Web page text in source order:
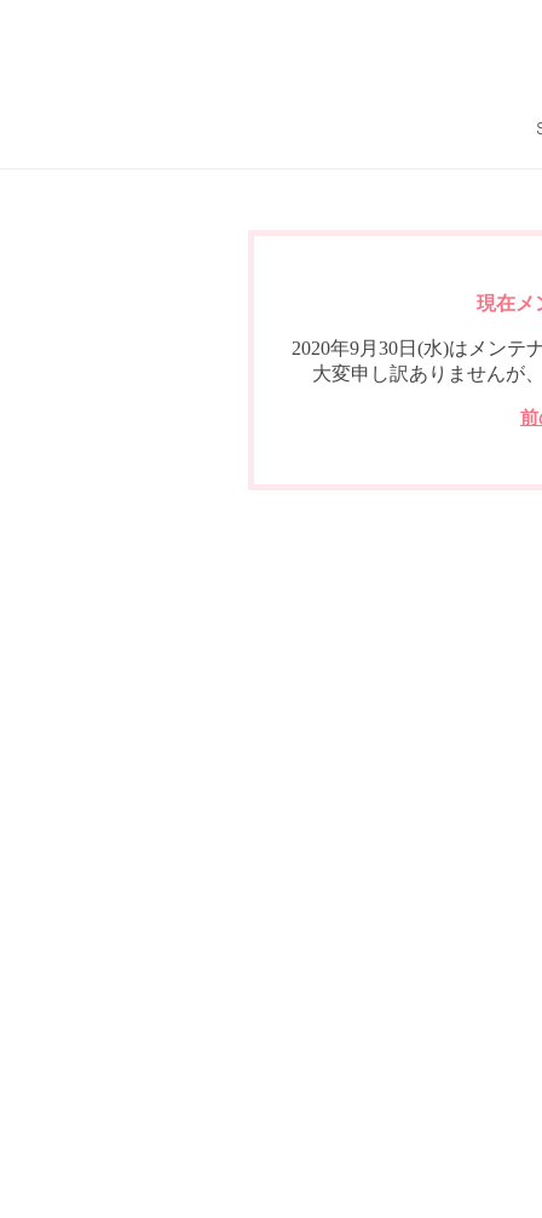
現在メ
2020年9月30日(水)はメンテ
大変申し訳ありませんが
前